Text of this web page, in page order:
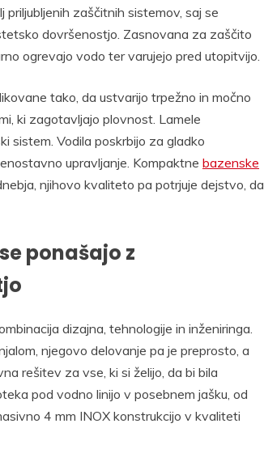
zaščitnih sistemov, saj se
dovršenostjo. Zasnovana za zaščito
ogrevajo vodo ter varujejo pred utopitvijo.
tako, da ustvarijo trpežno in močno
ki zagotavljajo plovnost. Lamele
sistem. Vodila poskrbijo za gladko
upravljanje. Kompaktne bazenske
njihovo kvaliteto pa potrjuje dejstvo, da
ponašajo z
dizajna, tehnologije in inženiringa.
njegovo delovanje pa je preprosto, a
rešitev za vse, ki si želijo, da bi bila
pod vodno linijo v posebnem jašku, od
4 mm INOX konstrukcijo v kvaliteti